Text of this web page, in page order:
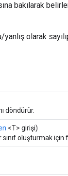
bakılarak
olarak
döndürür.
<T> girişi)
oluşturmak